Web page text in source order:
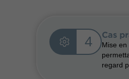
4 Cas
Mise
regard